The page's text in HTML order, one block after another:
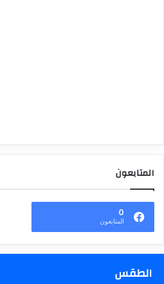
المتابعون
0
المتابعون
الطقس